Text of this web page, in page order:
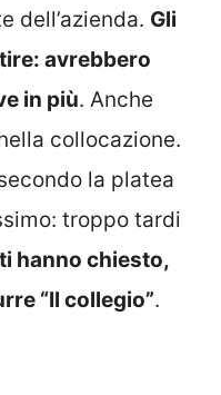
dell’azienda. Gli
avrebbero
in più. Anche
collocazione.
la platea
troppo tardi
hanno chiesto,
“Il collegio”.